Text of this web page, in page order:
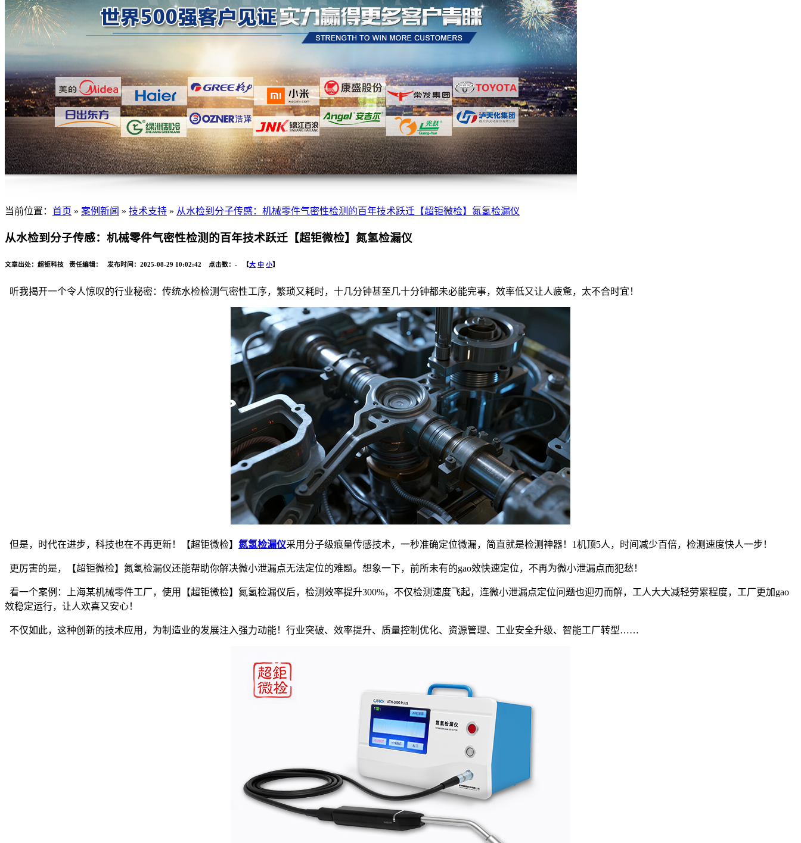
当前位置： 首页 » 案例新闻 » 技术支持 » 从水检到分子传感：机械零件气密性检测的百年技术跃迁【超钜微检】氮氢检漏仪
从水检到分子传感：机械零件气密性检测的百年技术跃迁【超钜微检】氮氢检漏仪
文章出处：超钜科技 责任编辑： 发布时间：2025-08-29 10:02:42 点击数： - 【大 中 小】
听我揭开一个令人惊叹的行业秘密：传统水检检测气密性工序，繁琐又耗时，十几分钟甚至几十分钟都未必能完事，效率低又让人疲惫，太不合时宜！
但是，时代在进步，科技也在不再更新！【超钜微检】 氮氢检漏仪采用分子级痕量传感技术，一秒准确定位微漏，简直就是检测神器！1机顶5人，时间减少百倍，检测速度快人一步！
更厉害的是，【超钜微检】氮氢检漏仪还能帮助你解决微小泄漏点无法定位的难题。想象一下，前所未有的gao效快速定位，不再为微小泄漏点而犯愁！
看一个案例：上海某机械零件工厂，使用【超钜微检】氮氢检漏仪后，检测效率提升300%，不仅检测速度飞起，连微小泄漏点定位问题也迎刃而解，工人大大减轻劳累程度，工厂更加gao
效稳定运行，让人欢喜又安心！
不仅如此，这种创新的技术应用，为制造业的发展注入强力动能！行业突破、效率提升、质量控制优化、资源管理、工业安全升级、智能工厂转型……